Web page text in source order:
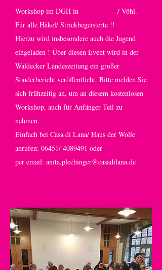
Workshop im DGH in
/ Vöhl.
Für alle Häkel/ Strickbegeisterte !!
Hierzu wird insbesondere auch die Jugend
eingeladen ! Über diesen Event wird in der
Waldecker Landeszeitung ein großer
Sonderbericht veröffentlicht. Bitte melden Sie
sich frühzeitig an, um an diesem kostenlosen
Workshop, auch für Anfänger Teil zu
nehmen.
Einfach bei Casa di Lana/ Haus der Wolle
anrufen: 06451/ 4089491 oder
per email: anita.plechinger@casadilana.de